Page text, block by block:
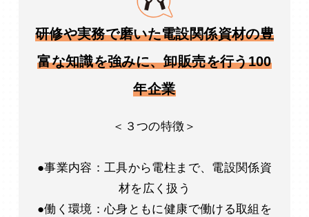
研修や実務で磨いた電設関係資材の豊
富な知識を強みに、卸販売を行う100
年企業
＜３つの特徴＞
●事業内容：工具から電柱まで、電設関係資
材を広く扱う
●働く環境：心身ともに健康で働ける取組を